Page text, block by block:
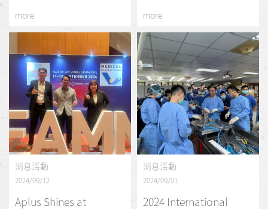
more more
消息活動
2024/09/12
Aplus Shines at
消息活動
2024/09/01
2024 International